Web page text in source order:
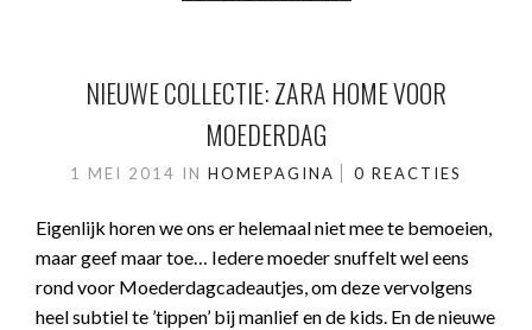
NIEUWE COLLECTIE: ZARA HOME VOOR
MOEDERDAG
1 MEI 2014 IN HOMEPAGINA 0 REACTIES
Eigenlijk horen we ons er helemaal niet mee te bemoeien,
maar geef maar toe… Iedere moeder snuffelt wel eens
rond voor Moederdagcadeautjes, om deze vervolgens
heel subtiel te ’tippen’ bij manlief en de kids. En de nieuwe